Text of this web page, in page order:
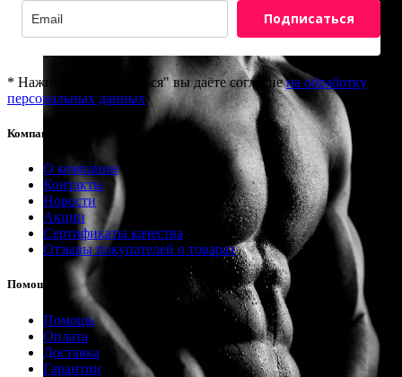
Подписаться
* Нажимая "Подписаться" вы даёте согласиена обработку
персональных данных
8(800)201-81-69
info@provibrator.ru
Компания
О компании
Контакты
Новости
Акции
Сертификаты качества
Отзывы покупателей о товарах
Помощь
Помощь
Оплата
Доставка
Гарантии